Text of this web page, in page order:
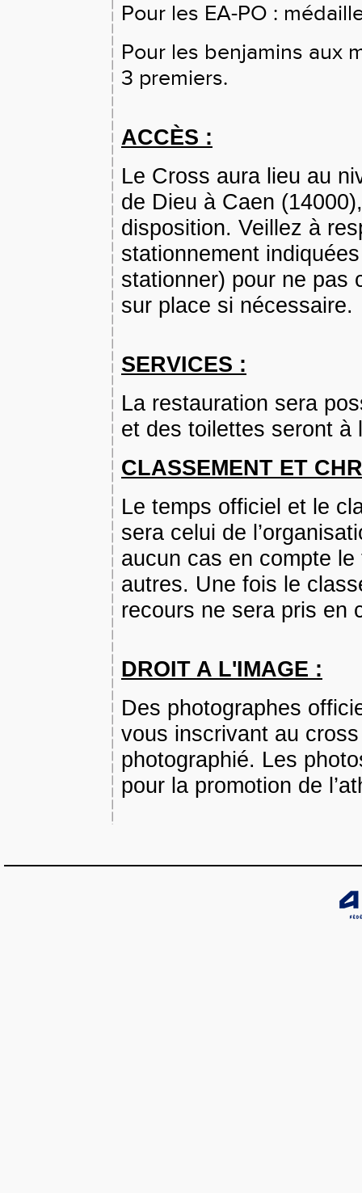
Pour les EA-PO :
Pour les benjamins aux
3 premiers.
ACCÈS :
Le Cross aura lieu au
de Dieu à Caen
disposition. Veillez à
stationnement
stationner) pour ne pas
sur place si nécessaire.
SERVICES :
La restauration sera
et des toilettes seront à
CLASSEMENT ET
Le temps officiel et le
sera celui de
aucun cas en compte
autres. Une fois le
recours ne sera pris en
DROIT A L'IMAGE :
Des photographes
vous inscrivant au
photographié. Les
pour la promotion de